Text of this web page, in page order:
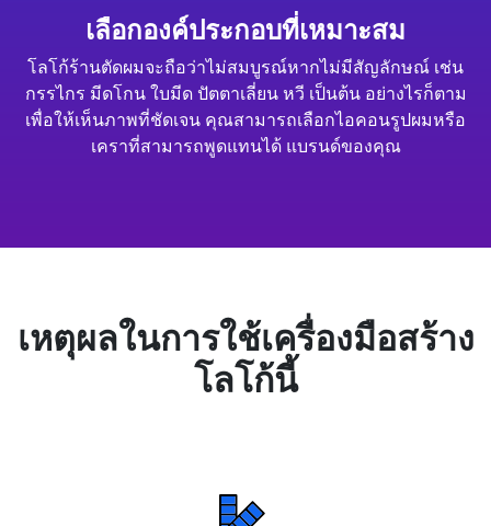
เลือกองค์ประกอบที่เหมาะสม
โลโก้ร้านตัดผมจะถือว่าไม่สมบูรณ์หากไม่มีสัญลักษณ์ เช่น
กรรไกร มีดโกน ใบมีด ปัตตาเลี่ยน หวี เป็นต้น อย่างไรก็ตาม
เพื่อให้เห็นภาพที่ชัดเจน คุณสามารถเลือกไอคอนรูปผมหรือ
เคราที่สามารถพูดแทนได้ แบรนด์ของคุณ
เหตุผลในการใช้เครื่องมือสร้าง
โลโก้นี้